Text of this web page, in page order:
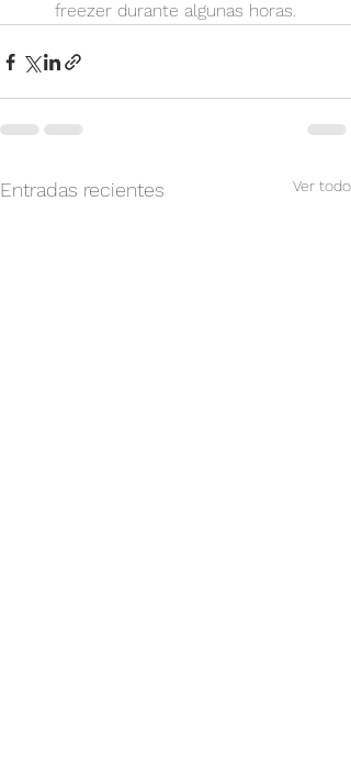
freezer durante algunas horas.
Entradas recientes Ver todo